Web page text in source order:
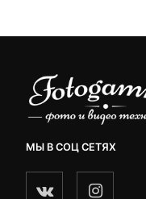
МЫ В СОЦ СЕТЯХ